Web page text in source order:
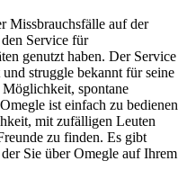
Missbrauchsfälle auf der
Service für
genutzt haben. Der Service
struggle bekannt für seine
spontane
ist einfach zu bedienen
mit zufälligen Leuten
zu finden. Es gibt
Sie über Omegle auf Ihrem